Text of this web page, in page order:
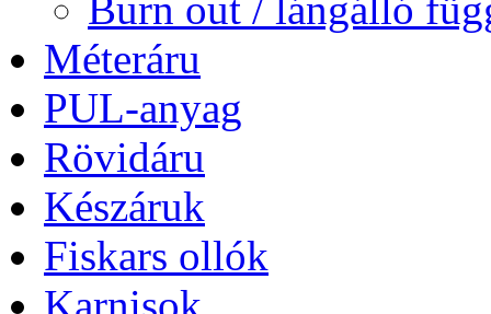
Burn out / lángálló
Méteráru
PUL-anyag
Rövidáru
Készáruk
Fiskars ollók